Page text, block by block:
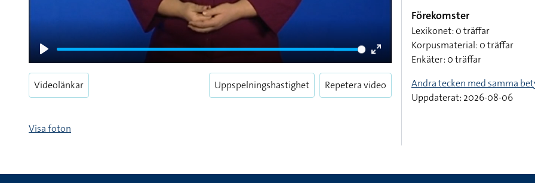
Play
Enter
fullscreen
Videolänkar Uppspelningshastighet Repetera video
Visa foton
Förekomster
Lexikonet: 0 träffar
Korpusmaterial: 0 träffar
Enkäter: 0 träffar
Andra tecken med samma
Uppdaterat: 2026-08-06